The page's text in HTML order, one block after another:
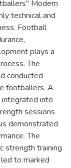
Modern
technical and
Football
plays a
The
conducted
footballers. A
into
sessions
demonstrated
The
strength training
to marked